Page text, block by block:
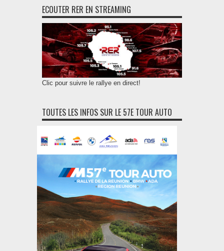
ECOUTER RER EN STREAMING
Clic pour suivre le rallye en direct!
TOUTES LES INFOS SUR LE 57E TOUR AUTO